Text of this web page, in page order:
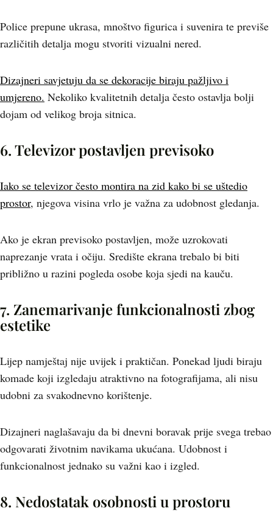
Police prepune ukrasa, mnoštvo figurica i suvenira te previše
različitih detalja mogu stvoriti vizualni nered.
Dizajneri savjetuju da se dekoracije biraju pažljivo i
umjereno. Nekoliko kvalitetnih detalja često ostavlja bolji
dojam od velikog broja sitnica.
6. Televizor postavljen previsoko
Iako se televizor često montira na zid kako bi se uštedio
prostor, njegova visina vrlo je važna za udobnost gledanja.
Ako je ekran previsoko postavljen, može uzrokovati
naprezanje vrata i očiju. Središte ekrana trebalo bi biti
približno u razini pogleda osobe koja sjedi na kauču.
7. Zanemarivanje funkcionalnosti zbog
estetike
Lijep namještaj nije uvijek i praktičan. Ponekad ljudi biraju
komade koji izgledaju atraktivno na fotografijama, ali nisu
udobni za svakodnevno korištenje.
Dizajneri naglašavaju da bi dnevni boravak prije svega trebao
odgovarati životnim navikama ukućana. Udobnost i
funkcionalnost jednako su važni kao i izgled.
8. Nedostatak osobnosti u prostoru